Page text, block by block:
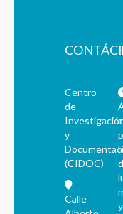
Centro
de
y
(CIDOC)
Calle
y